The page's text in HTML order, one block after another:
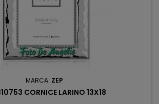
MARCA: ZEP
CORNICE LARINO 13X18